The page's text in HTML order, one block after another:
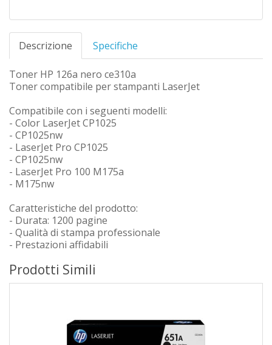
Descrizione Specifiche
Toner HP 126a nero ce310a
Toner compatibile per stampanti LaserJet
Compatibile con i seguenti modelli:
- Color LaserJet CP1025
- CP1025nw
- LaserJet Pro CP1025
- CP1025nw
- LaserJet Pro 100 M175a
- M175nw
Caratteristiche del prodotto:
- Durata: 1200 pagine
- Qualità di stampa professionale
- Prestazioni affidabili
Prodotti Simili